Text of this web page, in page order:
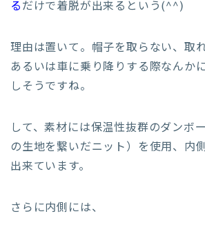
るだけで着脱が出来るという(^^)
理由は置いて。帽子を取らない、取
あるいは車に乗り降りする際なんか
しそうですね。
して、素材には保温性抜群のダンボ
の生地を繋いだニット）を使用、内
出来ています。
さらに内側には、